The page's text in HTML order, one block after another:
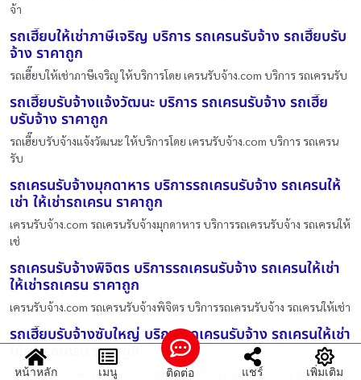
จ้า
รถเฮี๊ยบให้เช่าภาษีเจริญ บริการ รถเครนรับจ้าง รถเฮี๊ยบรับ
จ้าง ราคาถูก
รถเฮี๊ยบให้เช่าภาษีเจริญ ให้บริการโดย เครนรับจ้าง.com บริการ รถเครนรับ
รถเฮี๊ยบรับจ้างแจ้งวัฒนะ บริการ รถเครนรับจ้าง รถเฮี๊ย
บรับจ้าง ราคาถูก
รถเฮี๊ยบรับจ้างแจ้งวัฒนะ ให้บริการโดย เครนรับจ้าง.com บริการ รถเครน
รับ
รถเครนรับจ้างมุกดาหาร บริการรถเครนรับจ้าง รถเครนให้
เช่า ให้เช่ารถเครน ราคาถูก
เครนรับจ้าง.com รถเครนรับจ้างมุกดาหาร บริการรถเครนรับจ้าง รถเครนให้
เช่
รถเครนรับจ้างพิจิตร บริการรถเครนรับจ้าง รถเครนให้เช่า
ให้เช่ารถเครน ราคาถูก
เครนรับจ้าง.com รถเครนรับจ้างพิจิตร บริการรถเครนรับจ้าง รถเครนให้เช่า
รถเฮี๊ยบรับจ้างซับใหญ่ บริการรถเครนรับจ้าง รถเครนให้เช่า
ให้เช่ารถเครน ราคาถูก
เครนรับจ้าง.com รถเฮี๊ยบรับจ้างซับใหญ่ บริการรถเครนรับจ้าง รถเครนให้
หน้าหลัก เมนู ติดต่อ แชร์ เพิ่มเติม